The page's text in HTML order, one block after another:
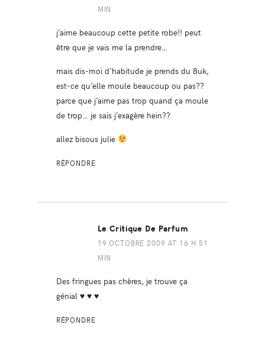
MIN
j’aime beaucoup cette petite robe!! peut
être que je vais me la prendre…
mais dis-moi d’habitude je prends du 8uk,
est-ce qu’elle moule beaucoup ou pas??
parce que j’aime pas trop quand ça moule
de trop… je sais j’exagère hein??
allez bisous julie
RÉPONDRE
Le Critique De Parfum
19 OCTOBRE 2009 AT 16 H 51
MIN
Des fringues pas chères, je trouve ça
génial ♥ ♥ ♥
RÉPONDRE